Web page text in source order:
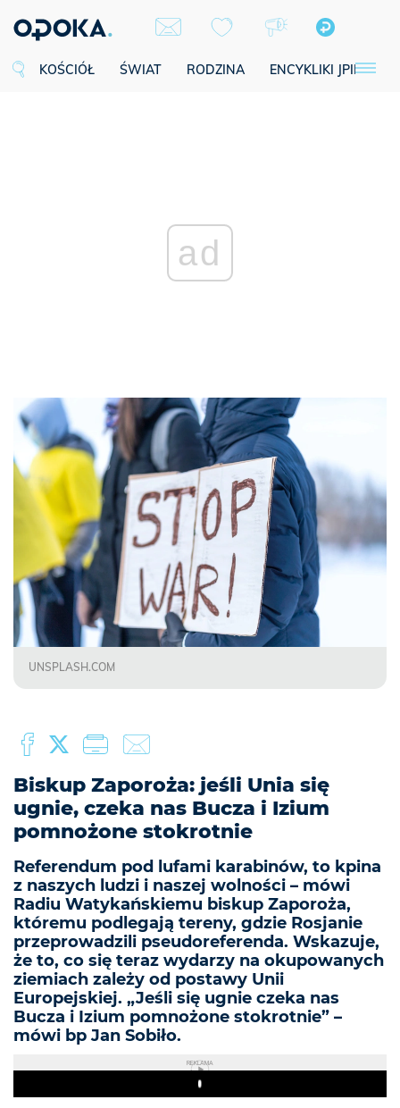
KOŚCIÓŁ ŚWIAT RODZINA ENCYKLIKI JPII
ad
UNSPLASH.COM
Biskup Zaporoża: jeśli Unia się
ugnie, czeka nas Bucza i Izium
pomnożone stokrotnie
Referendum pod lufami karabinów, to kpina
z naszych ludzi i naszej wolności – mówi
Radiu Watykańskiemu biskup Zaporoża,
któremu podlegają tereny, gdzie Rosjanie
przeprowadzili pseudoreferenda. Wskazuje,
że to, co się teraz wydarzy na okupowanych
ziemiach zależy od postawy Unii
Europejskiej. „Jeśli się ugnie czeka nas
Bucza i Izium pomnożone stokrotnie” –
mówi bp Jan Sobiło.
REKLAMA
Play